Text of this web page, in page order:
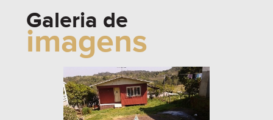
Galeria de
imagens